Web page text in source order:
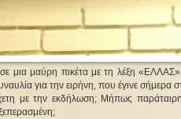
μια μαύρη πικέτα με τη λέξη
για την ειρήνη, που έγινε σήμερα
με την εκδήλωση; Μήπως